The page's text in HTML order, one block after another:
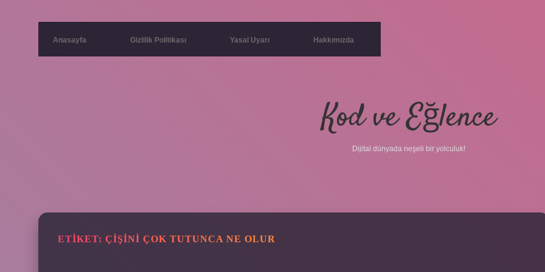
Anasayfa Gizlilik Politikası Yasal Uyarı Hakkımızda
Kod ve Eğlence
Dijital dünyada neşeli bir yolculuk!
ETIKET: ÇIŞINI ÇOK TUTUNCA NE OLUR